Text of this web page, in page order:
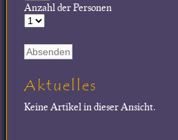
Anzahl der Personen
Aktuelles
Keine Artikel in dieser Ansicht.